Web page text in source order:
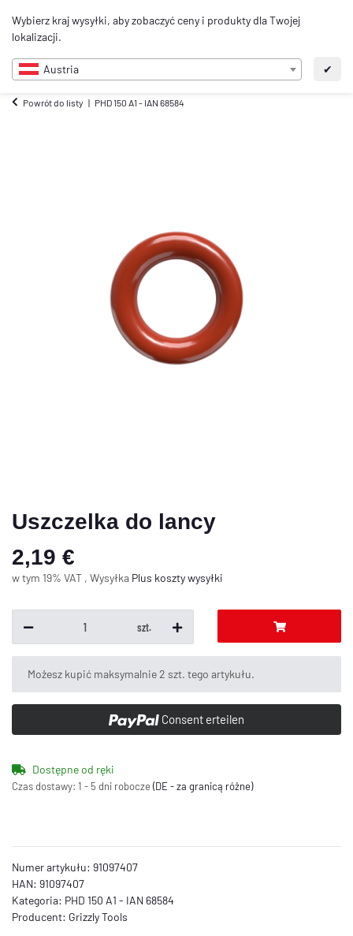
Wybierz kraj wysyłki, aby zobaczyć ceny i produkty dla Twojej
lokalizacji.
Austria ✔
PL
Powrót do listy PHD 150 A1 - IAN 68584
Uszczelka do lancy
2,19 €
w tym 19% VAT , Wysyłka Plus koszty wysyłki
szt.
x
Możesz kupić maksymalnie 2 szt. tego artykułu.
Consent erteilen
Dostępne od ręki
Czas dostawy: 1 - 5 dni robocze (DE - za granicą różne)
Numer artykułu: 91097407
HAN: 91097407
Kategoria: PHD 150 A1 - IAN 68584
Producent: Grizzly Tools